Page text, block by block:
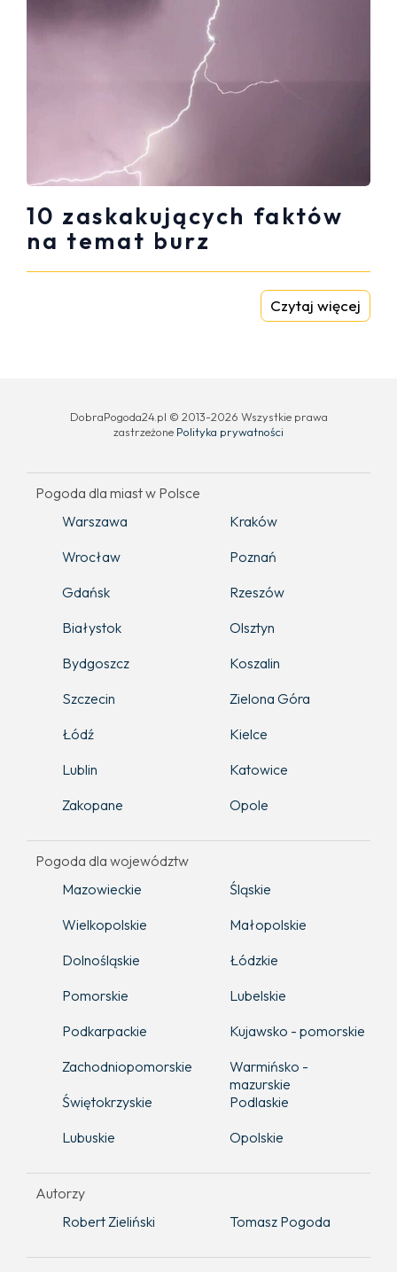
10 zaskakujących faktów
na temat burz
Czytaj więcej
DobraPogoda24.pl © 2013-2026 Wszystkie prawa
zastrzeżone Polityka prywatności
Pogoda dla miast w Polsce
Warszawa
Kraków
Wrocław
Poznań
Gdańsk
Rzeszów
Białystok
Olsztyn
Bydgoszcz
Koszalin
Szczecin
Zielona Góra
Łódź
Kielce
Lublin
Katowice
Zakopane
Opole
Pogoda dla województw
Mazowieckie
Śląskie
Wielkopolskie
Małopolskie
Dolnośląskie
Łódzkie
Pomorskie
Lubelskie
Podkarpackie
Kujawsko - pomorskie
Zachodniopomorskie
Warmińsko -
mazurskie
Świętokrzyskie
Podlaskie
Lubuskie
Opolskie
Autorzy
Robert Zieliński
Tomasz Pogoda